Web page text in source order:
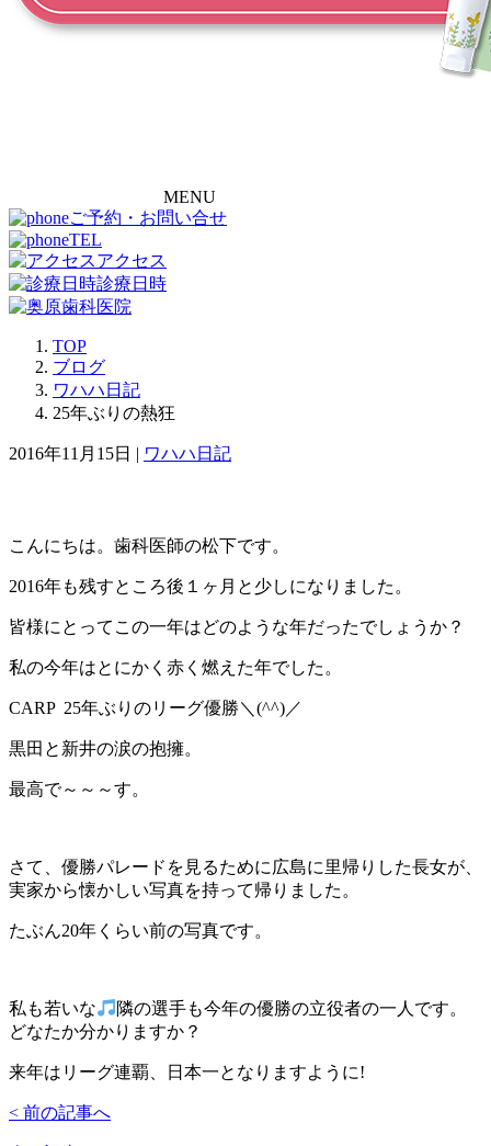
MENU
ご予約・お問い合せ
TEL
アクセス
診療日時
TOP
ブログ
ワハハ日記
25年ぶりの熱狂
2016年11月15日 | ワハハ日記
こんにちは。歯科医師の松下です。
2016年も残すところ後１ヶ月と少しになりました。
皆様にとってこの一年はどのような年だったでしょうか？
私の今年はとにかく赤く燃えた年でした。
CARP 25年ぶりのリーグ優勝＼(^^)／
黒田と新井の涙の抱擁。
最高で～～～す。
さて、優勝パレードを見るために広島に里帰りした長女が、
実家から懐かしい写真を持って帰りました。
たぶん20年くらい前の写真です。
私も若いな
隣の選手も今年の優勝の立役者の一人です。
どなたか分かりますか？
来年はリーグ連覇、日本一となりますように!
< 前の記事へ